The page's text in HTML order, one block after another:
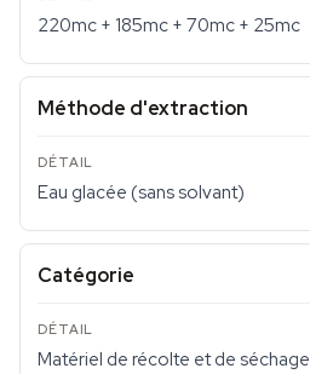
220mc + 185mc + 70mc + 25mc
Méthode d'extraction
Eau glacée (sans solvant)
Catégorie
Matériel de récolte et de séchage